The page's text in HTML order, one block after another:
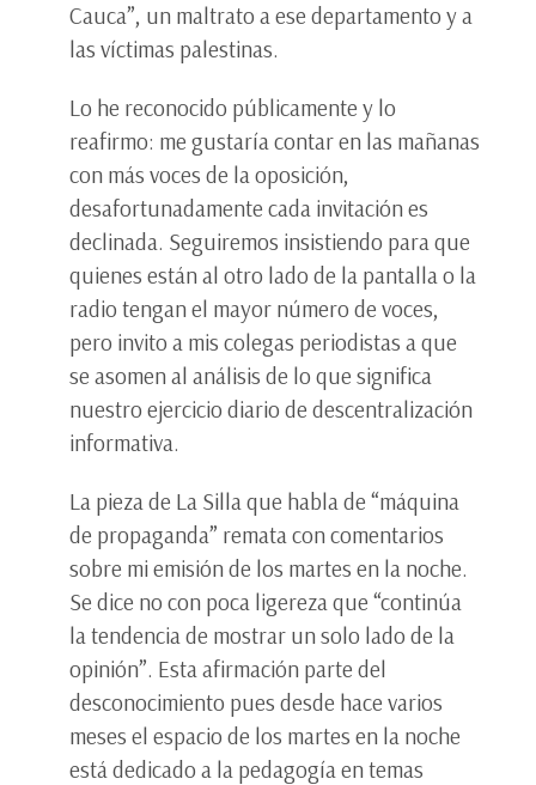
Cauca”, un maltrato a ese departamento y a
las víctimas palestinas.
Lo he reconocido públicamente y lo
reafirmo: me gustaría contar en las mañanas
con más voces de la oposición,
desafortunadamente cada invitación es
declinada. Seguiremos insistiendo para que
quienes están al otro lado de la pantalla o la
radio tengan el mayor número de voces,
pero invito a mis colegas periodistas a que
se asomen al análisis de lo que significa
nuestro ejercicio diario de descentralización
informativa.
La pieza de La Silla que habla de “máquina
de propaganda” remata con comentarios
sobre mi emisión de los martes en la noche.
Se dice no con poca ligereza que “continúa
la tendencia de mostrar un solo lado de la
opinión”. Esta afirmación parte del
desconocimiento pues desde hace varios
meses el espacio de los martes en la noche
está dedicado a la pedagogía en temas